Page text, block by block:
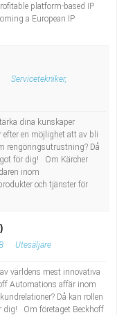
platform-based IP
a European IP
Servicetekniker,
dina kunskaper
en möjlighet att av bli
rengöringsutrustning? Då
för dig! Om Kärcher
inom
och tjänster för
Utesäljare
världens mest innovativa
Automations affär inom
Då kan rollen
dig! Om företaget Beckhoff